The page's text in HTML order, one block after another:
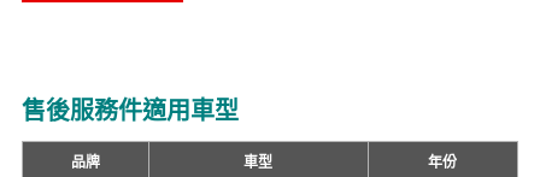
售後服務件適用車型
品牌 車型 年份